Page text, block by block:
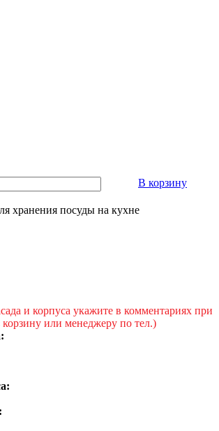
В корзину
хранения посуды на кухне
и корпуса укажите в комментариях при
или менеджеру по тел.)